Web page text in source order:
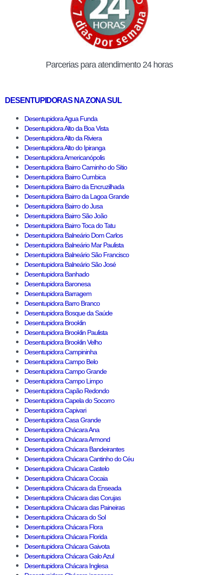
Parcerias para atendimento 24 horas
DESENTUPIDORAS NA ZONA SUL
Desentupidora Agua Funda
Desentupidora Alto da Boa Vista
Desentupidora Alto da Riviera
Desentupidora Alto do Ipiranga
Desentupidora Americanópolis
Desentupidora Bairro Caminho do Sítio
Desentupidora Bairro Cumbica
Desentupidora Bairro da Encruzilhada
Desentupidora Bairro da Lagoa Grande
Desentupidora Bairro do Jusa
Desentupidora Bairro São João
Desentupidora Bairro Toca do Tatu
Desentupidora Balneário Dom Carlos
Desentupidora Balneário Mar Paulista
Desentupidora Balneário São Francisco
Desentupidora Balneário São José
Desentupidora Banhado
Desentupidora Baronesa
Desentupidora Barragem
Desentupidora Barro Branco
Desentupidora Bosque da Saúde
Desentupidora Brooklin
Desentupidora Brooklin Paulista
Desentupidora Brooklin Velho
Desentupidora Campininha
Desentupidora Campo Belo
Desentupidora Campo Grande
Desentupidora Campo Limpo
Desentupidora Capão Redondo
Desentupidora Capela do Socorro
Desentupidora Capivari
Desentupidora Casa Grande
Desentupidora Chácara Ana
Desentupidora Chácara Armond
Desentupidora Chácara Bandeirantes
Desentupidora Chácara Cantinho do Céu
Desentupidora Chácara Castelo
Desentupidora Chácara Cocaia
Desentupidora Chácara da Enseada
Desentupidora Chácara das Corujas
Desentupidora Chácara das Paineiras
Desentupidora Chácara do Sol
Desentupidora Chácara Flora
Desentupidora Chácara Florida
Desentupidora Chácara Gaivota
Desentupidora Chácara Galo Azul
Desentupidora Chácara Inglesa